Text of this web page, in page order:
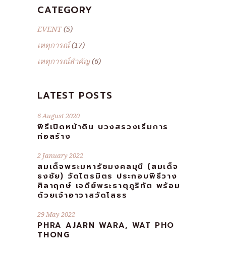
CATEGORY
EVENT(5)
เหตุการณ์(17)
เหตุการณ์สำคัญ(6)
LATEST POSTS
6 August 2020
พิธีเปิดหน้าดิน บวงสรวงเริ่มการ
ก่อสร้าง
2 January 2022
สมเด็จพระมหารัชมงคลมุนี (สมเด็จ
ธงชัย) วัดไตรมิตร ประกอบพิธีวาง
ศิลาฤกษ์ เจดีย์พระธาตุภูริทัต พร้อม
ด้วยเจ้าอาวาสวัดโสธร
29 May 2022
PHRA AJARN WARA, WAT PHO
THONG